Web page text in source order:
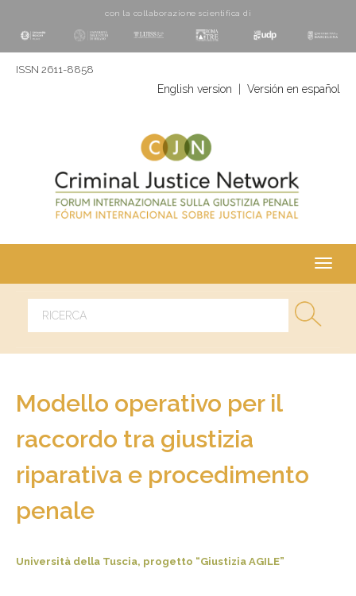
con la collaborazione scientifica di
ISSN 2611-8858
English version Versión en español
Modello operativo per il
raccordo tra giustizia
riparativa e procedimento
penale
Università della Tuscia, progetto “Giustizia AGILE”